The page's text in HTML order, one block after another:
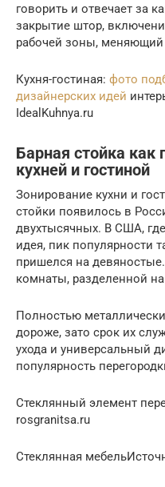
говорить и отвечает за
закрытие штор,
рабочей зоны, меняющий
Кухня-гостиная: фото
дизайнерских идей
IdealKuhnya.ru
Барная стойка
кухней и гостиной
Зонирование кухни и
стойки появилось в
двухтысячных. В США,
идея, пик популярности
пришелся на
комнаты, разделенной
Полностью
дороже, зато срок их
ухода и универсальный
популярность
Стеклянный элемент
rosgranitsa.ru
Стеклянная